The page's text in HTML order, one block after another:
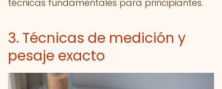
técnicas fundamentales para principiantes.
3. Técnicas de medición y
pesaje exacto